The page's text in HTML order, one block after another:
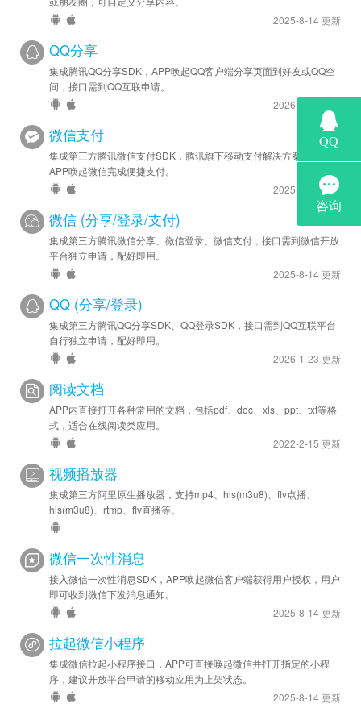
2022-04-05
2022-03-06
安卓优化 - SDK 升级至 v44165
安卓优化 - SDK 升级至 v44153
2021-12-20
安卓优化 - SDK 升级至 v44136
2021-12-03
安卓优化 - SDK 升级至 v44132
2021-11-26
安卓优化 - SDK 升级至 v44115
2021-08-17
安卓优化 - SDK 升级至 v44085
2021-07-20
安卓优化 - SDK 升级至 v44065
2025-8-14 更新
QQ分享
集成腾讯QQ分享SDK，APP唤起QQ客户端分享页面到好友或QQ空
间，接口需到QQ互联申请。
2026-1-23 更新
微信支付
集成第三方腾讯微信支付SDK，腾讯旗下移动支付解决方案，实现
APP唤起微信完成便捷支付。
2025-8-14 更新
微信 (分享/登录/支付)
集成第三方腾讯微信分享、微信登录、微信支付，接口需到微信开放
平台独立申请，配好即用。
2025-8-14 更新
QQ (分享/登录)
集成第三方腾讯QQ分享SDK、QQ登录SDK，接口需到QQ互联平台
自行独立申请，配好即用。
2026-1-23 更新
阅读文档
APP内直接打开各种常用的文档，包括pdf、doc、xls、ppt、txt等格
式，适合在线阅读类应用。
2022-2-15 更新
视频播放器
集成第三方阿里原生播放器，支持mp4、hls(m3u8)、flv点播、
hls(m3u8)、rtmp、flv直播等。
微信一次性消息
接入微信一次性消息SDK，APP唤起微信客户端获得用户授权，用户
即可收到微信下发消息通知。
2025-8-14 更新
拉起微信小程序
集成微信拉起小程序接口，APP可直接唤起微信并打开指定的小程
序，建议开放平台申请的移动应用为上架状态。
2025-8-14 更新